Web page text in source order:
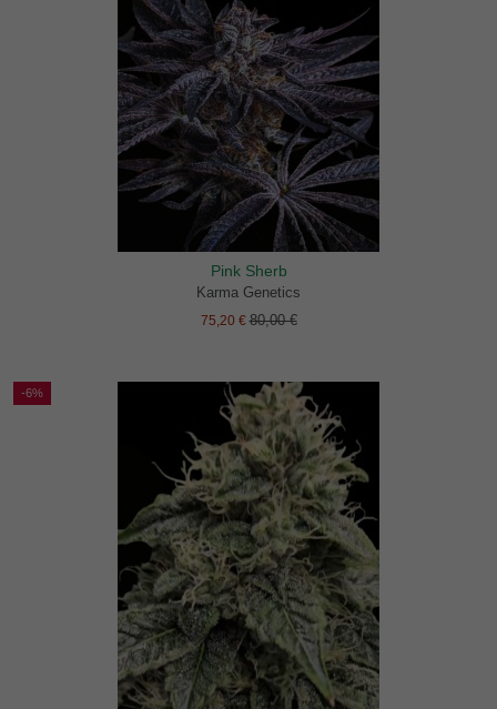
Pink Sherb
Karma Genetics
75,20 €80,00 €
-6%